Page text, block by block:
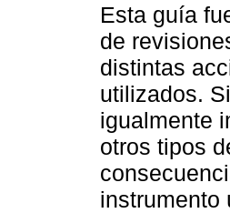
Esta guía
de
distintas
utilizados.
igualmente
otros tipos
instrumento